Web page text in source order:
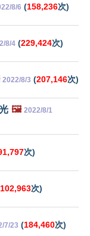
8/6 (158,236次)
8/4 (229,424次)
2022/8/3 (207,146次)
🖼️ 2022/8/1
次)
次)
7/23 (184,460次)